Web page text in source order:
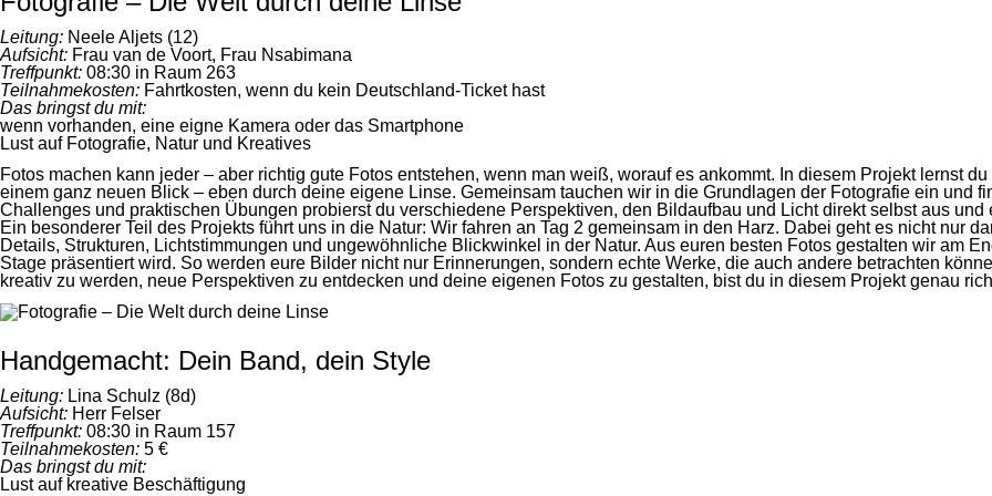
Leitung: Neele Aljets (12)
Aufsicht: Frau van de Voort, Frau Nsabimana
Treffpunkt: 08:30 in Raum 263
Teilnahmekosten: Fahrtkosten, wenn du kein Deutschland-Ticket hast
Das bringst du mit:
wenn vorhanden, eine eigne Kamera oder das Smartphone
Lust auf Fotografie, Natur und Kreatives
Fotos machen kann jeder – aber richtig gute Fotos entstehen, wenn man weiß, worauf es ankommt. In diesem Projekt lernst
einem ganz neuen Blick – eben durch deine eigene Linse. Gemeinsam tauchen wir in die Grundlagen der Fotografie ein und
Challenges und praktischen Übungen probierst du verschiedene Perspektiven, den Bildaufbau und Licht direkt selbst aus
Ein besonderer Teil des Projekts führt uns in die Natur: Wir fahren an Tag 2 gemeinsam in den Harz. Dabei geht es nicht nur
Details, Strukturen, Lichtstimmungen und ungewöhnliche Blickwinkel in der Natur. Aus euren besten Fotos gestalten wir am
Stage präsentiert wird. So werden eure Bilder nicht nur Erinnerungen, sondern echte Werke, die auch andere betrachten
kreativ zu werden, neue Perspektiven zu entdecken und deine eigenen Fotos zu gestalten, bist du in diesem Projekt genau
Handgemacht: Dein Band, dein Style
Leitung: Lina Schulz (8d)
Aufsicht: Herr Felser
Treffpunkt: 08:30 in Raum 157
Teilnahmekosten: 5 €
Das bringst du mit:
Lust auf kreative Beschäftigung